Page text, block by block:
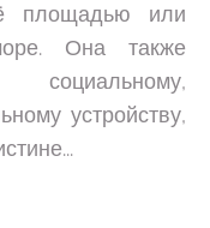
площадью или
Она также
социальному,
устройству,